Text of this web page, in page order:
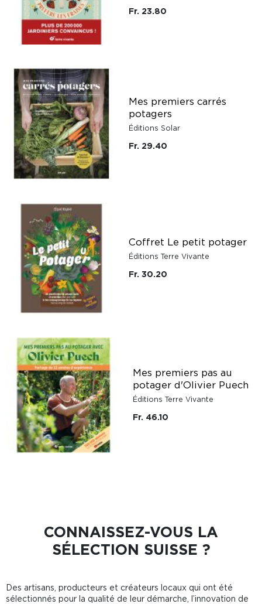
Fr. 23.80
Mes premiers carrés
potagers
Éditions Solar
Fr. 29.40
Coffret Le petit potager
Éditions Terre Vivante
Fr. 30.20
Mes premiers pas au
potager d'Olivier Puech
Éditions Terre Vivante
Fr. 46.10
CONNAISSEZ-VOUS LA
SÉLECTION SUISSE ?
Des artisans, producteurs et créateurs locaux qui ont été
sélectionnés pour la qualité de leur démarche, l’innovation de